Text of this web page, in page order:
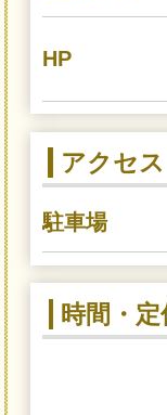
HP
アクセス
駐車場
時間・